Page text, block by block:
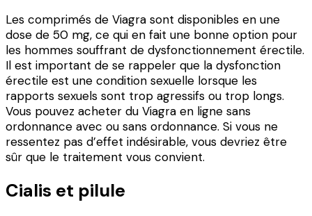
Les comprimés de Viagra sont disponibles en une
dose de 50 mg, ce qui en fait une bonne option pour
les hommes souffrant de dysfonctionnement érectile.
Il est important de se rappeler que la dysfonction
érectile est une condition sexuelle lorsque les
rapports sexuels sont trop agressifs ou trop longs.
Vous pouvez acheter du Viagra en ligne sans
ordonnance avec ou sans ordonnance. Si vous ne
ressentez pas d’effet indésirable, vous devriez être
sûr que le traitement vous convient.
Cialis et pilule